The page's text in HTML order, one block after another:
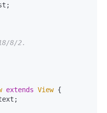
extends View {